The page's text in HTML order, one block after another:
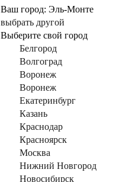
Ваш город: Эль-Монте
выбрать другой
Выберите свой город
Белгород
Волгоград
Воронеж
Воронеж
Екатеринбург
Казань
Краснодар
Красноярск
Москва
Нижний Новгород
Новосибирск